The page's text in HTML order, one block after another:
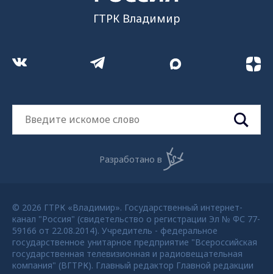
ГТРК Владимир
Разработано в
© 2026 ГТРК «Владимир». Государственный интернет-
канал "Россия" (свидетельство о регистрации Эл № ФС 77-
59166 от 22.08.2014). Учредитель - федеральное
государственное унитарное предприятие "Всероссийская
государственная телевизионная и радиовещательная
компания" (ВГТРК). Главный редактор Главной редакции